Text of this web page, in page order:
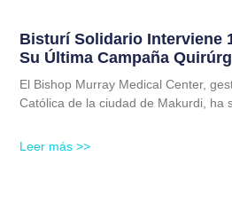
Bisturí Solidario Interviene
Su Última Campaña
El Bishop Murray Medical Center,
Católica de la ciudad de Makurdi, ha
Leer más >>